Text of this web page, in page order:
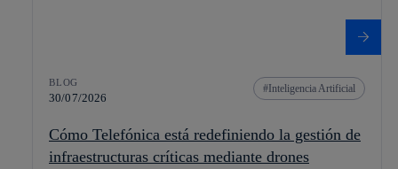
BLOG
30/07/2026
Inteligencia Artificial
Cómo Telefónica está redefiniendo la gestión de
infraestructuras críticas mediante drones